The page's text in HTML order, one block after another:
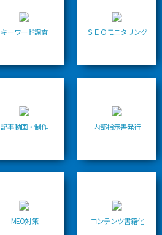
キーワード調査 ＳＥＯモニタリング
記事動画・制作 内部指示書発行
MEO対策 コンテンツ書籍化